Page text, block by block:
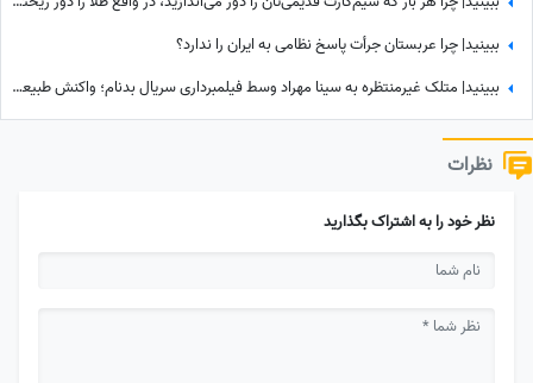
ببینید| چرا عربستان جرأت پاسخ نظامی به ایران را ندارد؟
ببینید| متلک غیرمنتظره به سینا مهراد وسط فیلمبرداری سریال بدنام؛ واکنش طبیعی او همه را غافلگیر کرد
نظرات
نظر خود را به اشتراک بگذارید